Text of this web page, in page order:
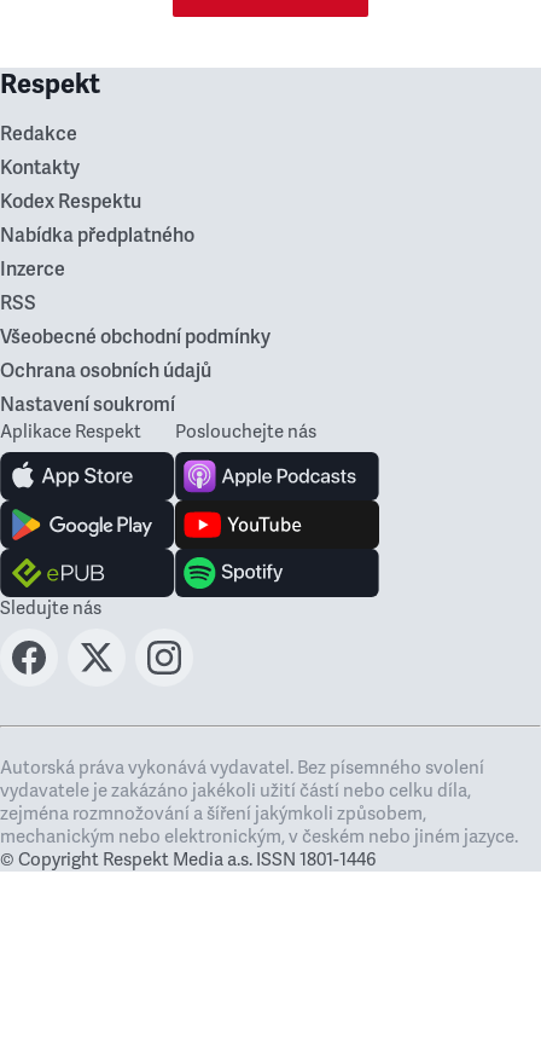
Respekt
Redakce
Kontakty
Kodex Respektu
Nabídka předplatného
Inzerce
RSS
Všeobecné obchodní podmínky
Ochrana osobních údajů
Nastavení soukromí
Aplikace Respekt Poslouchejte nás
Sledujte nás
Autorská práva vykonává vydavatel. Bez písemného svolení
vydavatele je zakázáno jakékoli užití částí nebo celku díla,
zejména rozmnožování a šíření jakýmkoli způsobem,
mechanickým nebo elektronickým, v českém nebo jiném jazyce.
© Copyright Respekt Media a.s. ISSN 1801-1446